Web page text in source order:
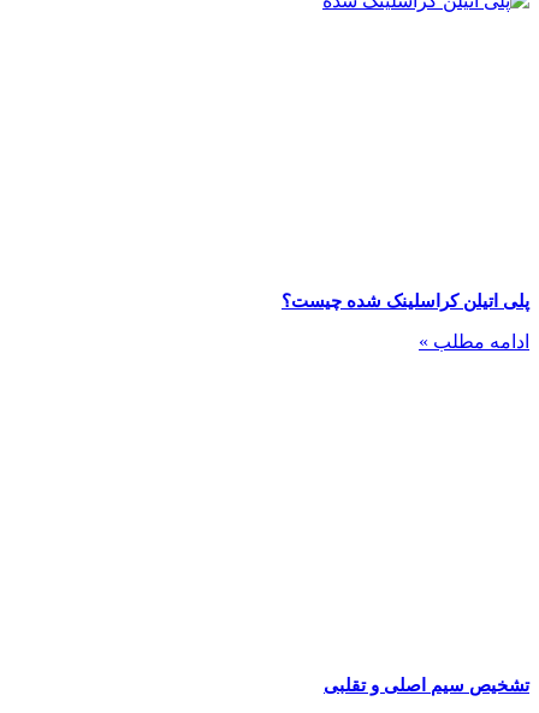
پلی اتیلن کراسلینک شده چیست؟
ادامه مطلب »
تشخیص سیم اصلی و تقلبی